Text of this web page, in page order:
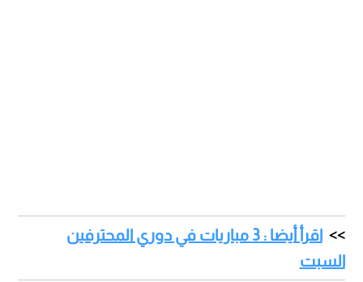
اقرأ أيضا : 3 مباريات في دوري المحترفين
السبت